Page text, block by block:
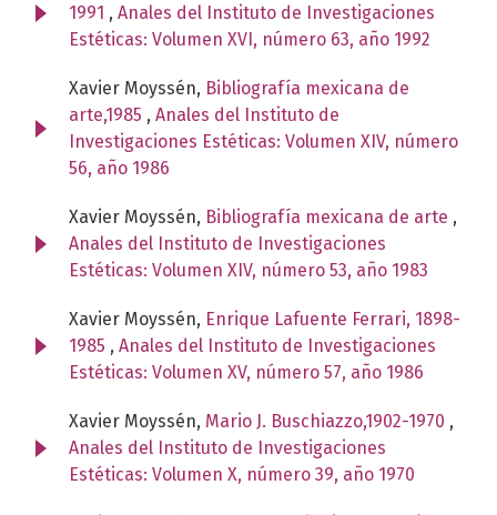
1991 , Anales del Instituto de Investigaciones
Estéticas: Volumen XVI, número 63, año 1992
Xavier Moyssén, Bibliografía mexicana de
arte,1985 , Anales del Instituto de
Investigaciones Estéticas: Volumen XIV, número
56, año 1986
Xavier Moyssén, Bibliografía mexicana de arte ,
Anales del Instituto de Investigaciones
Estéticas: Volumen XIV, número 53, año 1983
Xavier Moyssén, Enrique Lafuente Ferrari, 1898-
1985 , Anales del Instituto de Investigaciones
Estéticas: Volumen XV, número 57, año 1986
Xavier Moyssén, Mario J. Buschiazzo,1902-1970 ,
Anales del Instituto de Investigaciones
Estéticas: Volumen X, número 39, año 1970